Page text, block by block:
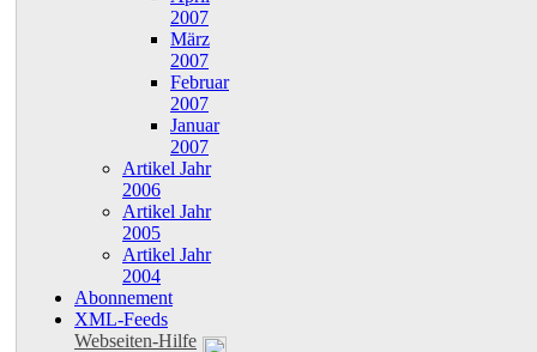
2007
März
2007
Februar
2007
Januar
2007
Artikel Jahr
2006
Artikel Jahr
2005
Artikel Jahr
2004
Abonnement
XML-Feeds
Webseiten-Hilfe